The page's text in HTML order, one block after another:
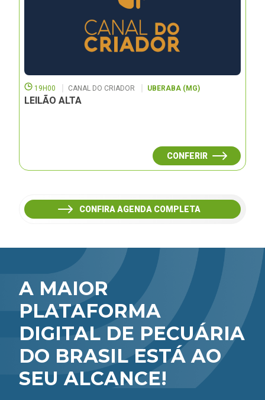
19H00 CANAL DO CRIADOR UBERABA (MG)
LEILÃO ALTA
CONFERIR
CONFIRA AGENDA COMPLETA
A MAIOR
PLATAFORMA
DIGITAL DE PECUÁRIA
DO BRASIL ESTÁ AO
SEU ALCANCE!